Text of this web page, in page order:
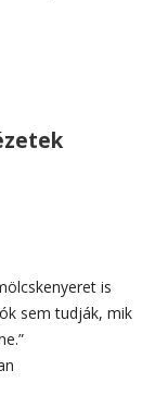
is
sem tudják, mik